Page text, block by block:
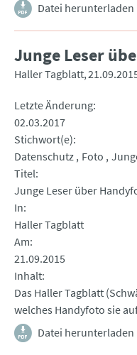
Datei herunterladen
Junge Leser
Haller Tagblatt
Letzte Änderung
02.03.2017
Stichwort(e)
Datenschutz Foto
Titel
Junge Leser über
In
Haller Tagblatt
Am
21.09.2015
Inhalt
Das Haller Tagblatt
welches Handyfoto sie
Datei herunterladen